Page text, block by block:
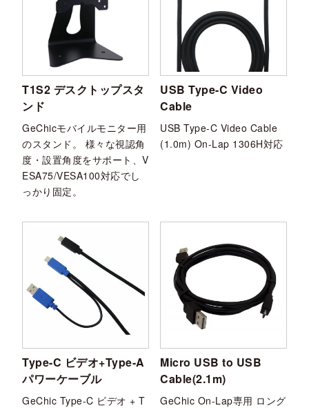
T1S2 デスクトップスタ
ンド
GeChicモバイルモニター用
のスタンド。 様々な視認角
度・設置角度をサポート、V
ESA75/VESA100対応でし
っかり固定。
USB Type-C Video
Cable
USB Type-C Video Cable
(1.0m) On-Lap 1306H対応
Type-C ビデオ+Type-A
パワーケーブル
GeChic Type-C ビデオ + T
Micro USB to USB
Cable(2.1m)
GeChic On-Lap専用 ロング